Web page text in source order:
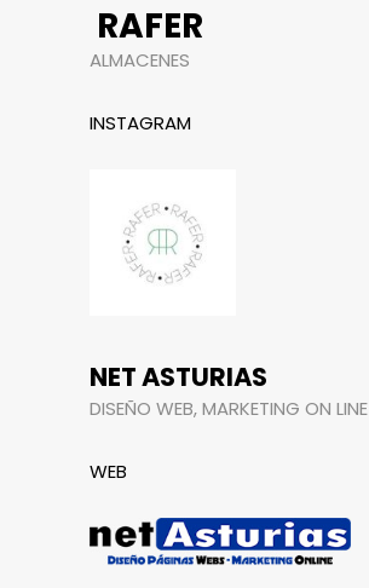
RAFER
ALMACENES
INSTAGRAM
NET ASTURIAS
DISEÑO WEB, MARKETING ON LINE
WEB